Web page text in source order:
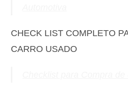
CHECK LIST COMPLETO
CARRO USADO